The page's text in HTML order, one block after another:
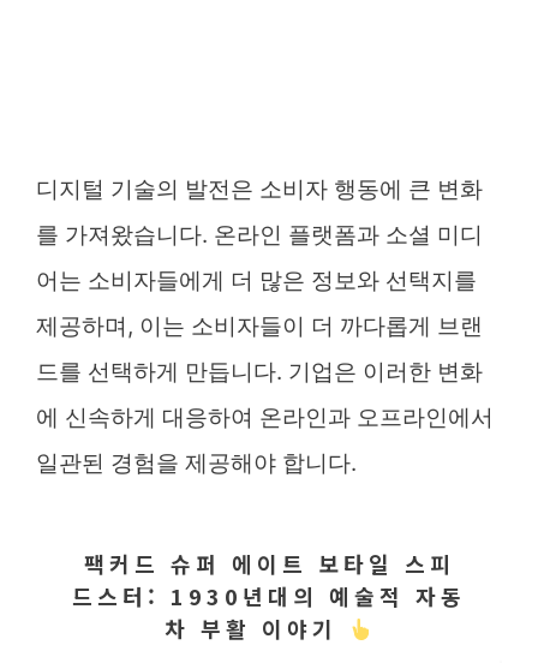
디지털 기술의 발전은 소비자 행동에 큰 변화
를 가져왔습니다. 온라인 플랫폼과 소셜 미디
어는 소비자들에게 더 많은 정보와 선택지를
제공하며, 이는 소비자들이 더 까다롭게 브랜
드를 선택하게 만듭니다. 기업은 이러한 변화
에 신속하게 대응하여 온라인과 오프라인에서
일관된 경험을 제공해야 합니다.
팩커드 슈퍼 에이트 보타일 스피
드스터: 1930년대의 예술적 자동
차 부활 이야기